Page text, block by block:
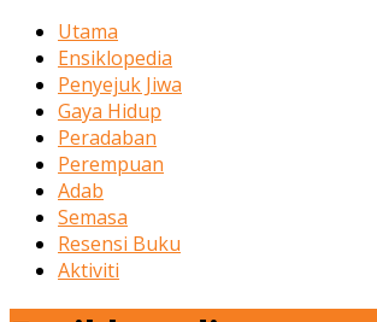
Utama
Ensiklopedia
Penyejuk Jiwa
Gaya Hidup
Peradaban
Perempuan
Adab
Semasa
Resensi Buku
Aktiviti